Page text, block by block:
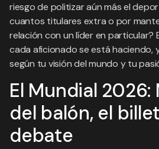
riesgo de politizar aún más el
cuantos titulares extra o por
relación con un líder en particular?
cada aficionado se está haciendo,
según tu visión del mundo y tu
El Mundial 2026:
del balón, el
debate